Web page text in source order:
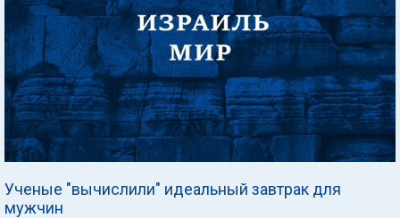
Ученые "вычислили" идеальный завтрак для
мужчин